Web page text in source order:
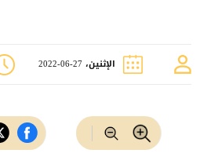
الإثنين، 27-06-2022